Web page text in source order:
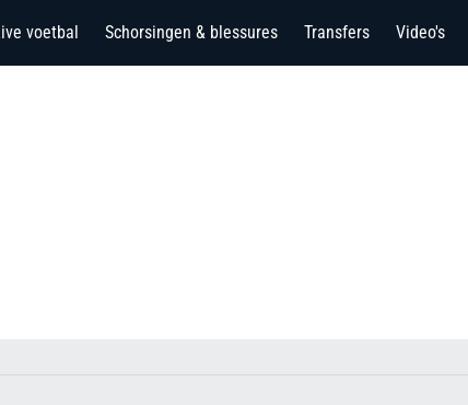
voetbal Schorsingen & blessures Transfers Video's